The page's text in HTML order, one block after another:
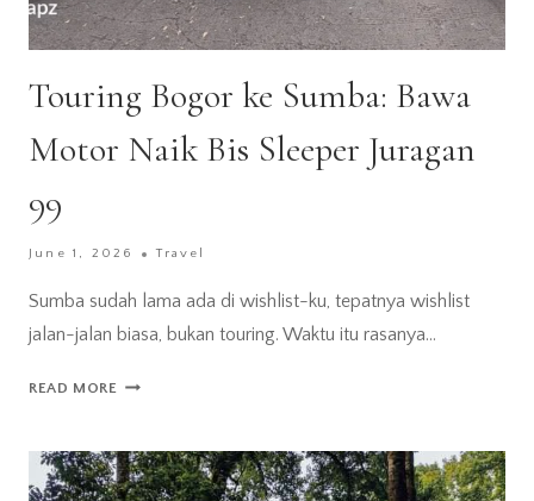
Touring Bogor ke Sumba: Bawa
Motor Naik Bis Sleeper Juragan
99
June 1, 2026 Travel
Sumba sudah lama ada di wishlist-ku, tepatnya wishlist
jalan-jalan biasa, bukan touring. Waktu itu rasanya…
READ MORE TOURING
SUMBA:
BAWA